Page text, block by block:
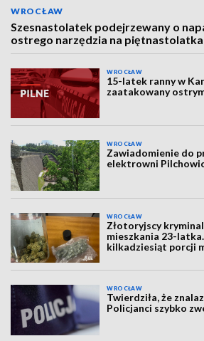
WROCŁAW
Szesnastolatek podejrzewany o
ostrego narzędzia na piętnastolatka
WROCŁAW
15-latek ranny w
zaatakowany
WROCŁAW
Zawiadomienie do
elektrowni
WROCŁAW
Złotoryjscy
mieszkania 23-
kilkadziesiąt porcji
WROCŁAW
Twierdziła, że
Policjanci szybko